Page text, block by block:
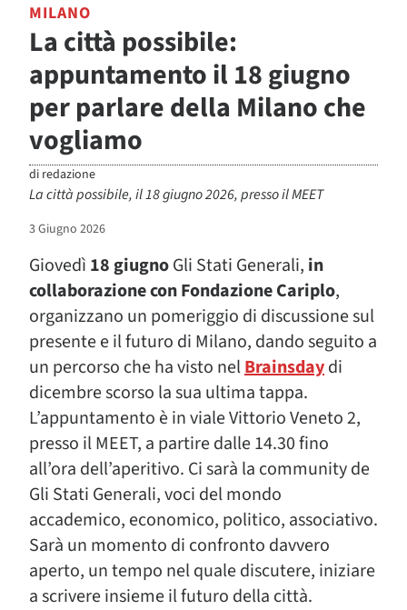
MILANO
La città possibile:
appuntamento il 18 giugno
per parlare della Milano che
vogliamo
di redazione
La città possibile, il 18 giugno 2026, presso il MEET
3 Giugno 2026
Giovedì 18 giugnoGli Stati Generali, in
collaborazione con Fondazione Cariplo,
organizzano un pomeriggio di discussione sul
presente e il futuro di Milano, dando seguito a
un percorso che ha visto nelBrainsdaydi
dicembre scorso la sua ultima tappa.
L’appuntamento è in viale Vittorio Veneto 2,
presso il MEET, a partire dalle 14.30 fino
all’ora dell’aperitivo. Ci sarà la community de
Gli Stati Generali, voci del mondo
accademico, economico, politico, associativo.
Sarà un momento di confronto davvero
aperto, un tempo nel quale discutere, iniziare
a scrivere insieme il futuro della città.